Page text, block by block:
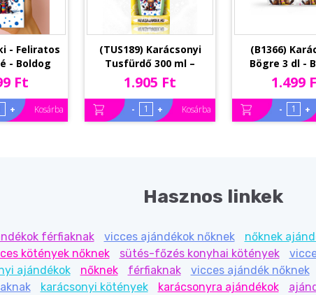
- Feliratos
- Boldog
Csoki -
75 g
Ft
+ Kosárba
(TUS189) Karácsonyi
Tusfürdő 300 ml –
Boldog Karácsonyt
Rénszarvas Fiú Mintás
Tusfürdő - Karácsonyit
Ajándék
1.905 Ft
- + Kosárba
(B1366)
Bögre 3 dl -
Karácsonyt
rénszarvas
Karácsonyi
1.499
- +
Hasznos linkek
férfiaknak vicces ajándékok nőknek nőknek
kötények nőknek sütés-főzés konyhai kötények
ajándékok nőknek férfiaknak vicces ajándék nőknek
karácsonyi kötények karácsonyra ajándékok